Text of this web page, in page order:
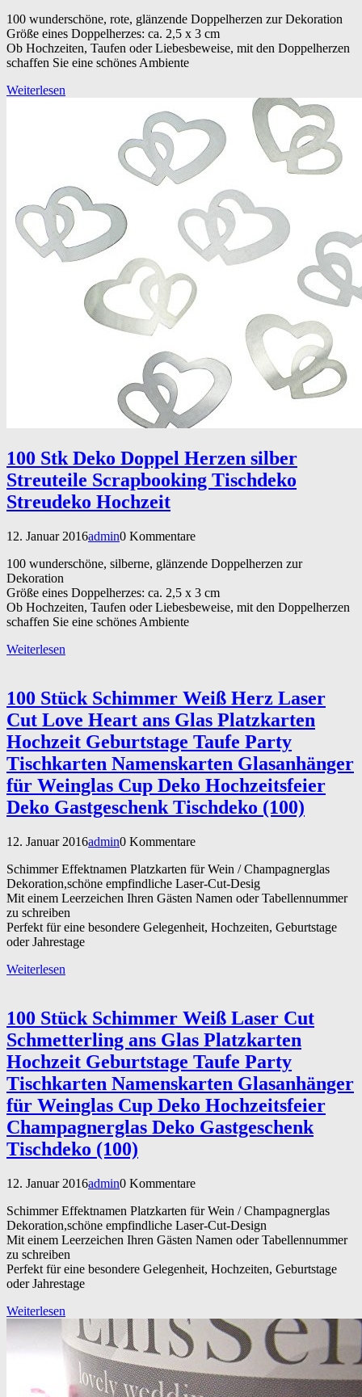
100 wunderschöne, rote, glänzende Doppelherzen zur Dekoration
Größe eines Doppelherzes: ca. 2,5 x 3 cm
Ob Hochzeiten, Taufen oder Liebesbeweise, mit den Doppelherzen
schaffen Sie eine schönes Ambiente
Weiterlesen
100 Stk Deko Doppel Herzen silber
Streuteile Scrapbooking Tischdeko
Streudeko Hochzeit
12. Januar 2016admin0 Kommentare
100 wunderschöne, silberne, glänzende Doppelherzen zur
Dekoration
Größe eines Doppelherzes: ca. 2,5 x 3 cm
Ob Hochzeiten, Taufen oder Liebesbeweise, mit den Doppelherzen
schaffen Sie eine schönes Ambiente
Weiterlesen
100 Stück Schimmer Weiß Herz Laser
Cut Love Heart ans Glas Platzkarten
Hochzeit Geburtstage Taufe Party
Tischkarten Namenskarten Glasanhänger
für Weinglas Cup Deko Hochzeitsfeier
Deko Gastgeschenk Tischdeko (100)
12. Januar 2016admin0 Kommentare
Schimmer Effektnamen Platzkarten für Wein / Champagnerglas
Dekoration,schöne empfindliche Laser-Cut-Desig
Mit einem Leerzeichen Ihren Gästen Namen oder Tabellennummer
zu schreiben
Perfekt für eine besondere Gelegenheit, Hochzeiten, Geburtstage
oder Jahrestage
Weiterlesen
100 Stück Schimmer Weiß Laser Cut
Schmetterling ans Glas Platzkarten
Hochzeit Geburtstage Taufe Party
Tischkarten Namenskarten Glasanhänger
für Weinglas Cup Deko Hochzeitsfeier
Champagnerglas Deko Gastgeschenk
Tischdeko (100)
12. Januar 2016admin0 Kommentare
Schimmer Effektnamen Platzkarten für Wein / Champagnerglas
Dekoration,schöne empfindliche Laser-Cut-Design
Mit einem Leerzeichen Ihren Gästen Namen oder Tabellennummer
zu schreiben
Perfekt für eine besondere Gelegenheit, Hochzeiten, Geburtstage
oder Jahrestage
Weiterlesen